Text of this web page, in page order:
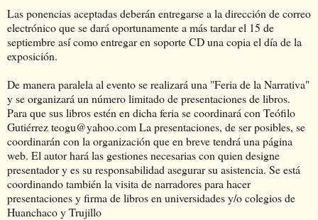
Las ponencias aceptadas deberán entregarse a la dirección de correo
electrónico que se dará oportunamente a más tardar el 15 de
septiembre así como entregar en soporte CD una copia el día de la
exposición.
De manera paralela al evento se realizará una "Feria de la Narrativa"
y se organizará un número limitado de presentaciones de libros.
Para que sus libros estén en dicha feria se coordinará con Teófilo
Gutiérrez teogu@yahoo.com La presentaciones, de ser posibles, se
coordinarán con la organización que en breve tendrá una página
web. El autor hará las gestiones necesarias con quien designe
presentador y es su responsabilidad asegurar su asistencia. Se está
coordinando también la visita de narradores para hacer
presentaciones y firma de libros en universidades y/o colegios de
Huanchaco y Trujillo